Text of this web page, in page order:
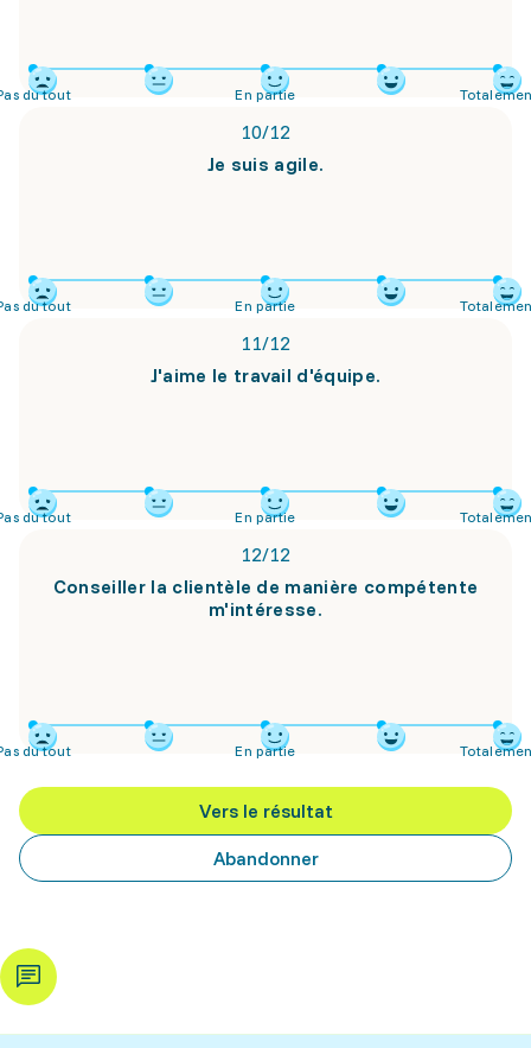
du tout En partie
10/12
Je suis agile.
du tout En partie
11/12
J'aime le travail d'équipe.
du tout En partie
12/12
Conseiller la clientèle de manière compétente
m'intéresse.
du tout En partie
Vers le résultat
Abandonner